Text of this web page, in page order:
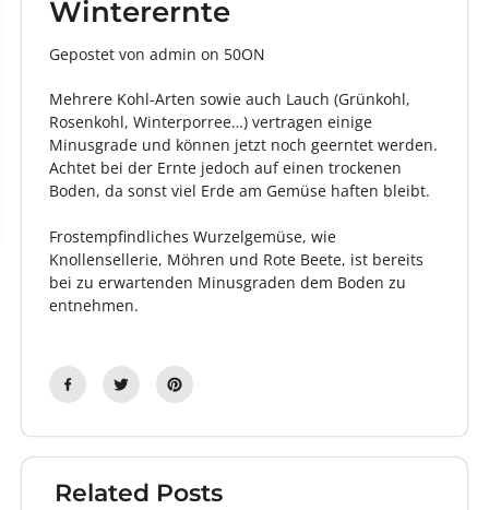
Winterernte
Gepostet von admin on 50ON
Mehrere Kohl-Arten sowie auch Lauch (Grünkohl,
Rosenkohl, Winterporree…) vertragen einige
Minusgrade und können jetzt noch geerntet werden.
Achtet bei der Ernte jedoch auf einen trockenen
Boden, da sonst viel Erde am Gemüse haften bleibt.
Frostempfindliches Wurzelgemüse, wie
Knollensellerie, Möhren und Rote Beete, ist bereits
bei zu erwartenden Minusgraden dem Boden zu
entnehmen.
Related Posts